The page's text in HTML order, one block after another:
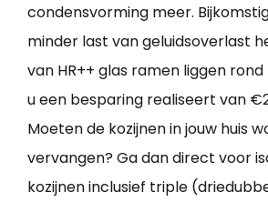
condensvorming meer.
minder last van geluidsoverlast
van HR++ glas ramen liggen
u een besparing realiseert van
Moeten de kozijnen in jouw huis
vervangen? Ga dan direct voor
kozijnen inclusief triple